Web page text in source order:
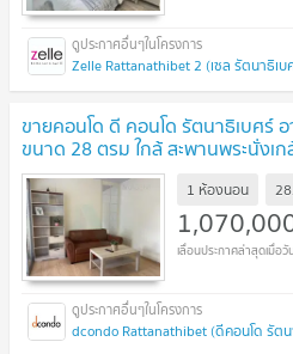
Zelle Rattanathibet 2 (เซล รัตนาธิเบ
ขายคอนโด ดี คอนโด รัตนาธิเบศร์
ขนาด 28 ตรม ใกล้ สะพานพระนั่งเก
1 ห้องนอน
dcondo Rattanathibet (ดีคอนโด รัตน